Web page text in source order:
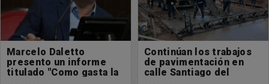
Continúan los trabajos
de pavimentación en
calle Santiago del
Sen investiga un
posible asesinato de un
joven